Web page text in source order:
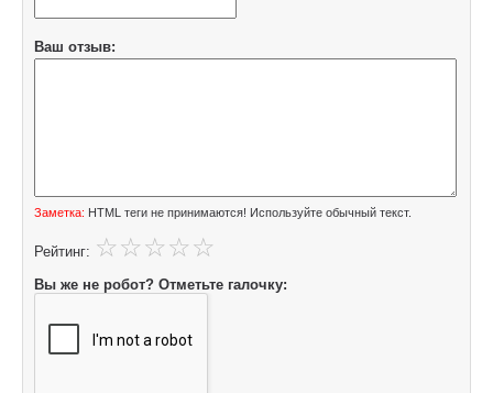
Ваш отзыв:
Заметка: HTML теги не принимаются! Используйте обычный текст.
Рейтинг:
Вы же не робот? Отметьте галочку: